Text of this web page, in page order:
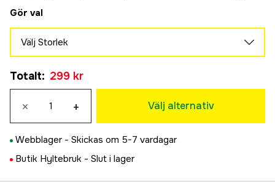
Gör val
Välj Storlek
299 kr
L/XL
299 kr
Totalt: 299 kr
× + Välj alternativ
Webblager - Skickas om 5-7 vardagar
Butik Hyltebruk - Slut i lager